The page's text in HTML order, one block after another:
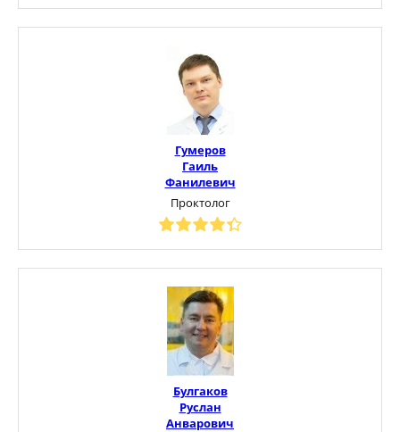
Гумеров
Гаиль
Фанилевич
Проктолог
Булгаков
Руслан
Анварович